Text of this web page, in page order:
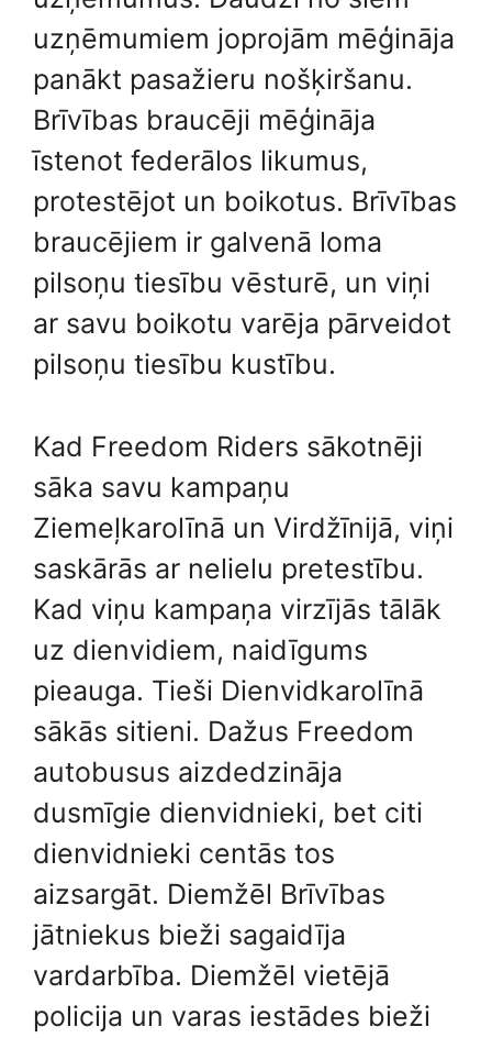
uzņēmumiem joprojām mēģināja
panākt pasažieru nošķiršanu.
Brīvības braucēji mēģināja
īstenot federālos likumus,
protestējot un boikotus. Brīvības
braucējiem ir galvenā loma
pilsoņu tiesību vēsturē, un viņi
ar savu boikotu varēja pārveidot
pilsoņu tiesību kustību.
Kad Freedom Riders sākotnēji
sāka savu kampaņu
Ziemeļkarolīnā un Virdžīnijā, viņi
saskārās ar nelielu pretestību.
Kad viņu kampaņa virzījās tālāk
uz dienvidiem, naidīgums
pieauga. Tieši Dienvidkarolīnā
sākās sitieni. Dažus Freedom
autobusus aizdedzināja
dusmīgie dienvidnieki, bet citi
dienvidnieki centās tos
aizsargāt. Diemžēl Brīvības
jātniekus bieži sagaidīja
vardarbība. Diemžēl vietējā
policija un varas iestādes bieži